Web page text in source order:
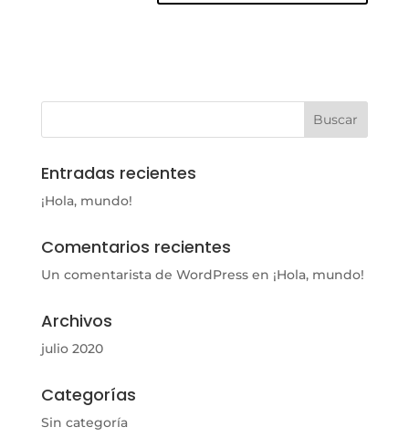
Entradas recientes
¡Hola, mundo!
Comentarios recientes
Un comentarista de WordPressen ¡Hola, mundo!
Archivos
julio 2020
Categorías
Sin categoría